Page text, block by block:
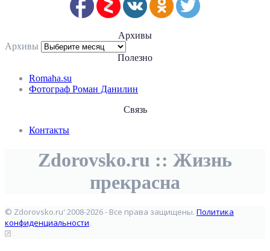
Архивы
Архивы
Полезно
Romaha.su
Фотограф Роман Данилин
Связь
Контакты
Zdorovsko.ru :: Жизнь
прекрасна
© Zdorovsko.ru' 2008-2026 - Все права защищены. Политика
конфиденциальности.